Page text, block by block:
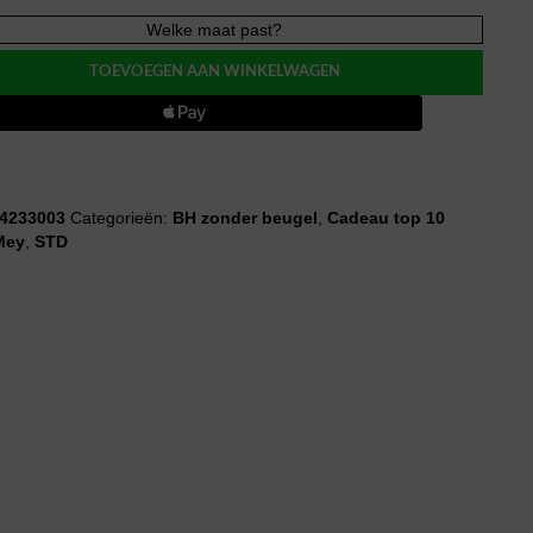
Welke maat past?
TOEVOEGEN AAN WINKELWAGEN
Categorieën: BH zonder beugel ,Cadeau top 10
,STD